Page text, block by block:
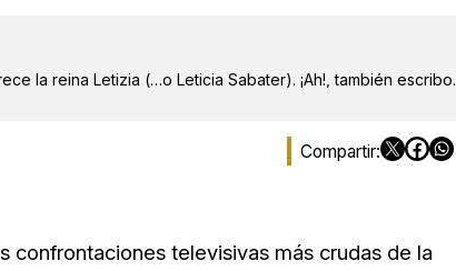
la reina Letizia (…o Leticia Sabater). ¡Ah!, también escribo.
confrontaciones televisivas más crudas de la